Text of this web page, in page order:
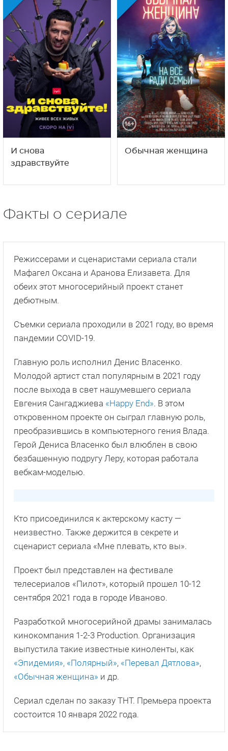
И снова
здравствуйте
Обычная женщина
Факты о сериале
Режиссерами и сценаристами сериала стали
Мафагел Оксана и Аранова Елизавета. Для
обеих этот многосерийный проект станет
дебютным.
Съемки сериала проходили в 2021 году, во время
пандемии COVID-19.
Главную роль исполнил Денис Власенко.
Молодой артист стал популярным в 2021 году
после выхода в свет нашумевшего сериала
Евгения Сангаджиева «Happy End». В этом
откровенном проекте он сыграл главную роль,
преобразившись в компьютерного гения Влада.
Герой Дениса Власенко был влюблен в свою
безбашенную подругу Леру, которая работала
вебкам-моделью.
Кто присоединился к актерскому касту —
неизвестно. Также держится в секрете и
сценарист сериала «Мне плевать, кто вы».
Проект был представлен на фестивале
телесериалов «Пилот», который прошел 10-12
сентября 2021 года в городе Иваново.
Разработкой многосерийной драмы занималась
кинокомпания 1-2-3 Production. Организация
выпустила такие известные киноленты, как
«Эпидемия», «Полярный», «Перевал Дятлова»,
«Обычная женщина» и др.
Сериал сделан по заказу ТНТ. Премьера проекта
состоится 10 января 2022 года.